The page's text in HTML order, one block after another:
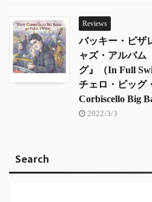
Reviews
バッキー・ピザ
ャズ・アルバム
グ』（In Full
チェロ・ビッグ
Corbiscello Big
2022/3/3
Search